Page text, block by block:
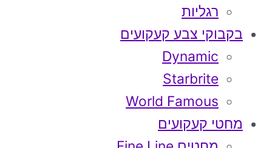
רגליות
בקבוקי צבע קעקועים
Dynamic
Starbrite
World Famous
מחטי קעקועים